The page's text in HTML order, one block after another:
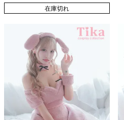
在庫切れ